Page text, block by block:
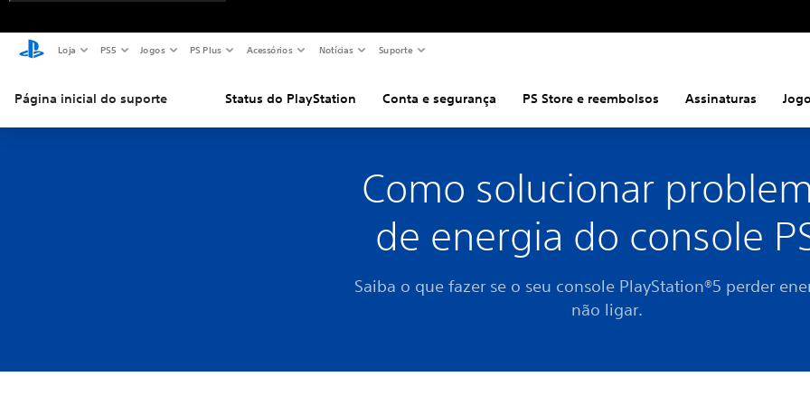
Loja PS5 Jogos PS Plus Acessórios Notícias Suporte
Página inicial do suporte Status do PlayStation Conta e segurança PS Store e reembolsos Assinaturas
Como solucionar
de energia do console
Saiba o que fazer se o seu console PlayStation®5 perder
não ligar.